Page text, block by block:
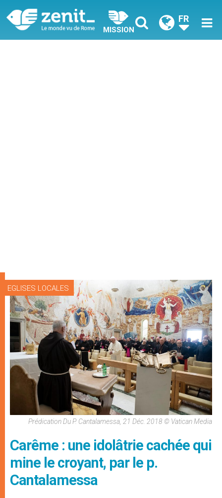
MISSION
FR
EGLISES LOCALES
Prédication Du P. Cantalamessa, 21 Déc. 2018 © Vatican Media
Carême : une idolâtrie cachée qui
mine le croyant, par le p.
Cantalamessa